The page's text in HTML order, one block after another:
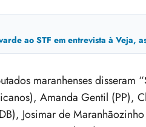
ao STF em entrevista à Veja,
maranhenses disseram
Amanda Gentil (PP),
Josimar de